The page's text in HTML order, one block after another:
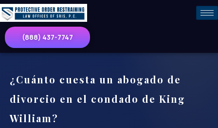
(888) 437-7747
¿Cuánto cuesta un abogado de
divorcio en el condado de King
William?